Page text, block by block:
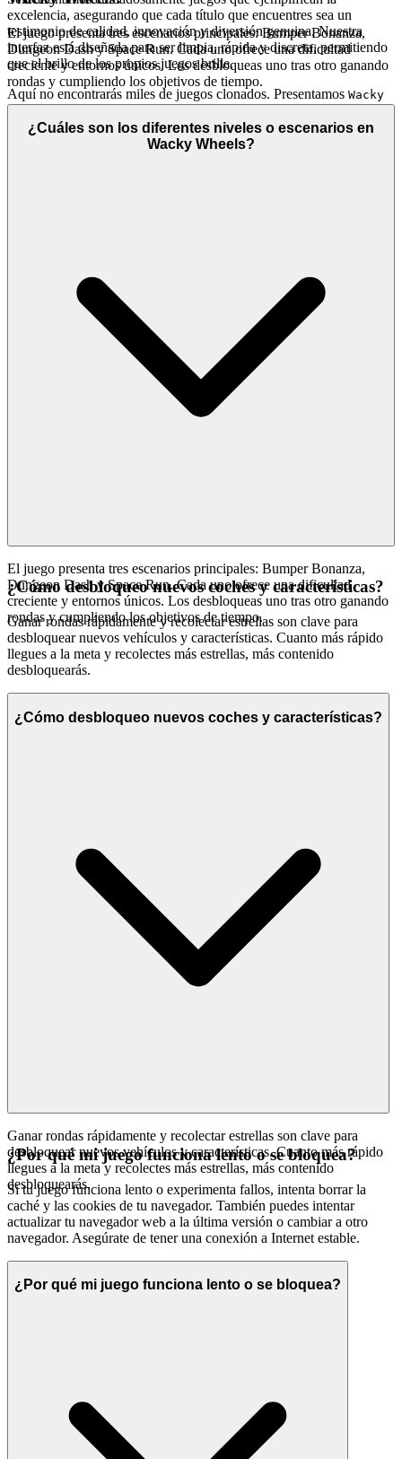
excelencia, asegurando que cada título que encuentres sea un
testimonio de calidad, innovación y diversión genuina. Nuestra
interfaz está diseñada para ser limpia, rápida y discreta, permitiendo
que el brillo de los propios juegos brille.
Aquí no encontrarás miles de juegos clonados. Presentamos Wacky
Wheels
tiempo. Esa es nuestra promesa curatorial: menos ruido, más de la
El juego presenta tres escenarios principales: Bumper Bonanza,
Dungeon Dash y Space Run. Cada uno ofrece una dificultad
creciente y entornos únicos. Los desbloqueas uno tras otro ganando
rondas y cumpliendo los objetivos de tiempo.
¿Cuáles son los diferentes niveles o escenarios en
Wacky Wheels?
El juego presenta tres escenarios principales: Bumper Bonanza,
Dungeon Dash y Space Run. Cada uno ofrece una dificultad
creciente y entornos únicos. Los desbloqueas uno tras otro ganando
rondas y cumpliendo los objetivos de tiempo.
¿Cómo desbloqueo nuevos coches y características?
Ganar rondas rápidamente y recolectar estrellas son clave para
desbloquear nuevos vehículos y características. Cuanto más rápido
llegues a la meta y recolectes más estrellas, más contenido
desbloquearás.
¿Cómo desbloqueo nuevos coches y características?
Ganar rondas rápidamente y recolectar estrellas son clave para
desbloquear nuevos vehículos y características. Cuanto más rápido
llegues a la meta y recolectes más estrellas, más contenido
desbloquearás.
¿Por qué mi juego funciona lento o se bloquea?
Si tu juego funciona lento o experimenta fallos, intenta borrar la
caché y las cookies de tu navegador. También puedes intentar
actualizar tu navegador web a la última versión o cambiar a otro
navegador. Asegúrate de tener una conexión a Internet estable.
¿Por qué mi juego funciona lento o se bloquea?